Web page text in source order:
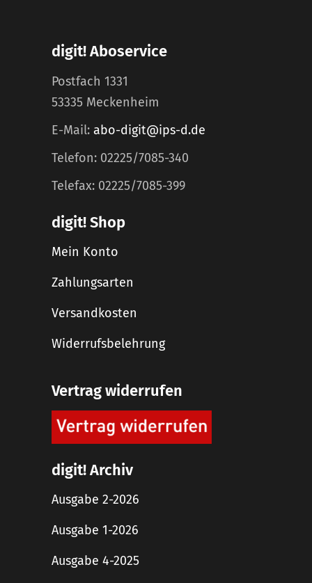
digit! Aboservice
Postfach 1331
53335 Meckenheim
E-Mail: abo-digit@ips-d.de
Telefon: 02225/7085-340
Telefax: 02225/7085-399
digit! Shop
Mein Konto
Zahlungsarten
Versandkosten
Widerrufsbelehrung
Vertrag widerrufen
digit! Archiv
Ausgabe 2-2026
Ausgabe 1-2026
Ausgabe 4-2025